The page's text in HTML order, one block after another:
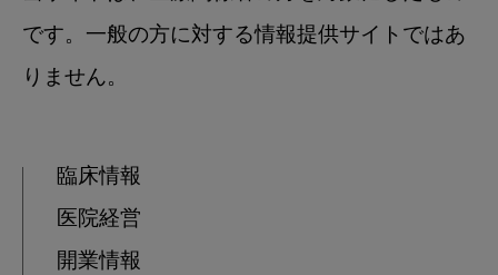
です。一般の方に対する情報提供サイトではあ
りません。
臨床情報
医院経営
開業情報